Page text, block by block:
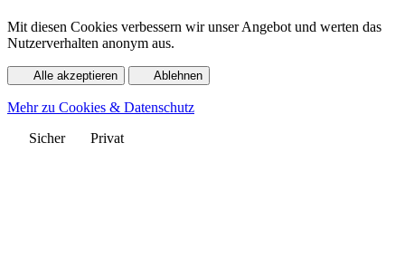
Mit diesen Cookies verbessern wir unser Angebot und werten das
Nutzerverhalten anonym aus.
Alle akzeptieren Ablehnen
Mehr zu Cookies & Datenschutz
Sicher
Privat